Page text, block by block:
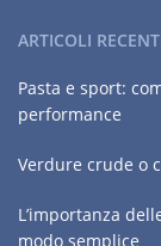
ARTICOLI
Pasta e sport:
performance
Verdure crude o
L’importanza
modo semplice